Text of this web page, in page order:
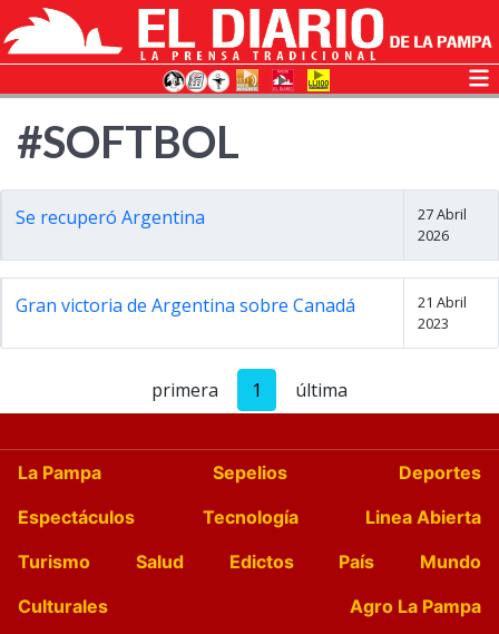
#SOFTBOL
Se recuperó Argentina
27 Abril
2026
Gran victoria de Argentina sobre Canadá
21 Abril
2023
primera 1 última
La Pampa Sepelios
Deportes
Espectáculos
Tecnología
Linea Abierta
Turismo
Salud Edictos País
Mundo
Culturales
Agro La Pampa